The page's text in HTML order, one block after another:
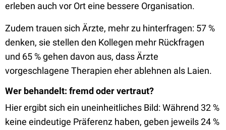
erleben auch vor Ort eine bessere Organisation.
Zudem trauen sich Ärzte, mehr zu hinterfragen: 57 %
denken, sie stellen den Kollegen mehr Rückfragen
und 65 % gehen davon aus, dass Ärzte
vorgeschlagene Therapien eher ablehnen als Laien.
Wer behandelt: fremd oder vertraut?
Hier ergibt sich ein uneinheitliches Bild: Während 32 %
keine eindeutige Präferenz haben, geben jeweils 24 %